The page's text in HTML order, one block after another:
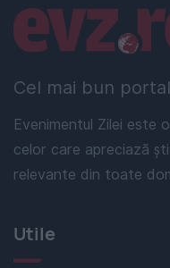
Cel mai bun
Evenimentul Zilei este
celor care apreciază
relevante din toate
Linkuri utile
Utile